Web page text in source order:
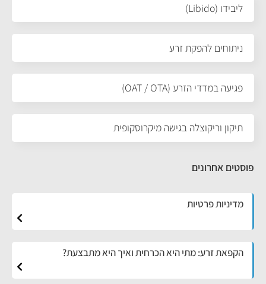
ליבידו (Libido)
ניתוחים להפקת זרע
פגיעה במדדי הזרע (OAT / OTA)
תיקון וריקוצלה בגישה מיקרוסקופית
פוסטים אחרונים
מדיניות פרטיות
הקפאת זרע: מתי היא הכרחית ואיך היא מתבצעת?